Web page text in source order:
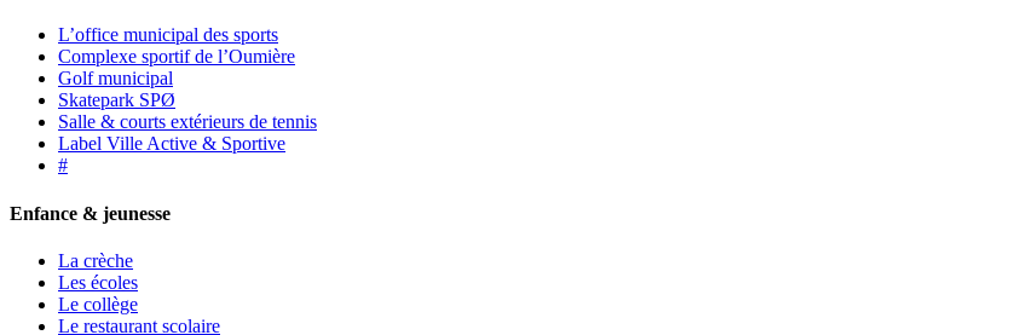
L’office municipal des sports
Complexe sportif de l’Oumière
Golf municipal
Skatepark SPØ
Salle & courts extérieurs de tennis
Label Ville Active & Sportive
#
Enfance & jeunesse
La crèche
Les écoles
Le collège
Le restaurant scolaire